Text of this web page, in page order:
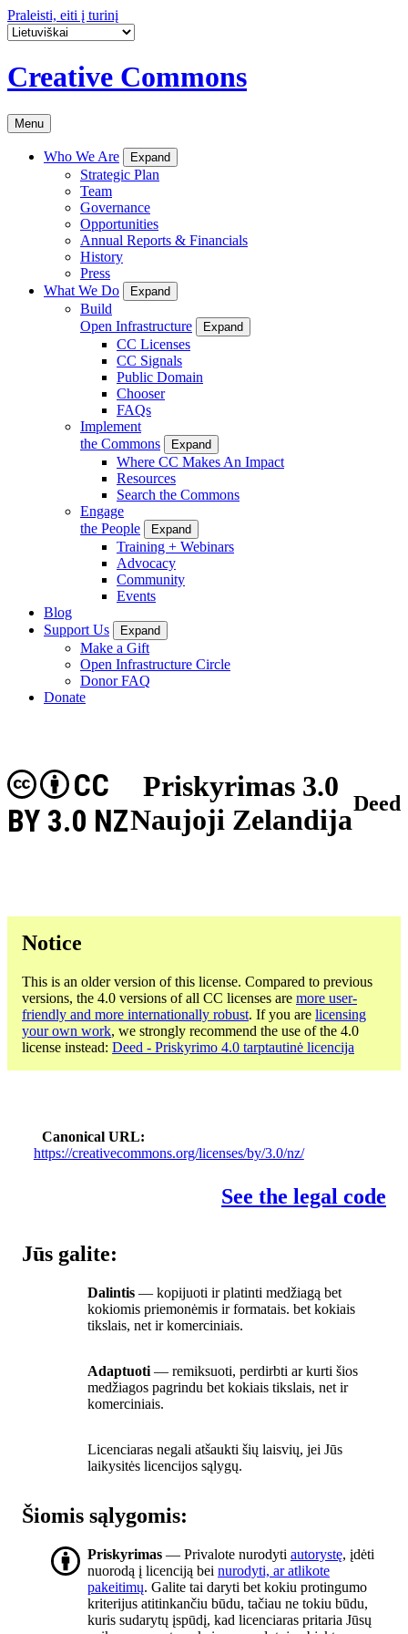
Praleisti, eiti į turinį
Creative Commons
Menu
Who We Are Expand
Strategic Plan
Team
Governance
Opportunities
Annual Reports & Financials
History
Press
What We Do
Expand
Build
Open Infrastructure
Expand
CC Licenses
CC Signals
Public Domain
Chooser
FAQs
Implement
the Commons
Expand
Where CC Makes An Impact
Resources
Search the Commons
Engage
the People
Expand
Training + Webinars
Advocacy
Community
Events
Blog
Support Us
Expand
Make a Gift
Open Infrastructure Circle
Donor FAQ
Donate
Priskyrimas 3.0
Naujoji Zelandija
CC
BY 3.0 NZ
Deed
Notice
This is an older version of this license. Compared to previous
versions, the 4.0 versions of all CC licenses are more user-
friendly and more internationally robust. If you are licensing
your own work, we strongly recommend the use of the 4.0
license instead: Deed - Priskyrimo 4.0 tarptautinė licencija
Canonical URL
https://creativecommons.org/licenses/by/3.0/nz/
See the legal code
Jūs galite:
Dalintis — kopijuoti ir platinti medžiagą bet
kokiomis priemonėmis ir formatais. bet kokiais
tikslais, net ir komerciniais.
Adaptuoti — remiksuoti, perdirbti ar kurti šios
medžiagos pagrindu bet kokiais tikslais, net ir
komerciniais.
Licenciaras negali atšaukti šių laisvių, jei Jūs
laikysitės licencijos sąlygų.
Šiomis sąlygomis:
Priskyrimas — Privalote nurodyti autorystę, įdėti
nuorodą į licenciją bei nurodyti, ar atlikote
pakeitimų. Galite tai daryti bet kokiu protingumo
kriterijus atitinkančiu būdu, tačiau ne tokiu būdu,
kuris sudarytų įspūdį, kad licenciaras pritaria Jūsų